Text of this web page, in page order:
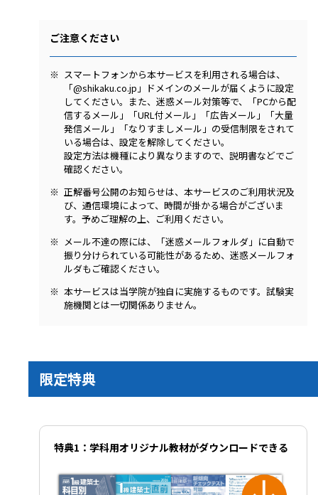
ご注意ください
スマートフォンから本サービスを利用される場合は、
「@shikaku.co.jp」ドメインのメールが届くように設定
してください。また、迷惑メール対策等で、「PCから配
信するメール」「URL付メール」「広告メール」「大量
発信メール」「なりすましメール」の受信制限をされて
いる場合は、設定を解除してください。
設定方法は機種により異なりますので、説明書などでご
確認ください。
正解番号公開のお知らせは、本サービスのご利用状況及
び、通信環境によって、時間が掛かる場合がございま
す。予めご理解の上、ご利用ください。
メール不達の際には、「迷惑メールフォルダ」に自動で
振り分けられている可能性があるため、迷惑メールフォ
ルダもご確認ください。
本サービスは当学院が独自に実施するものです。試験実
施機関とは一切関係ありません。
限定特典
特典1：学科用オリジナル教材がダウンロードできる